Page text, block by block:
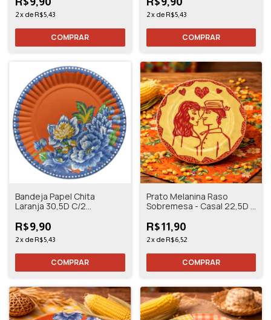
2x de R$5,43 2x de R$5,43
Bandeja Papel Chita
Laranja 30,5D C/2
R$9,90
2x de R$5,43
Prato Melanina Raso
Sobremesa - Casal 22,5D -
R$11,90
2x de R$6,52